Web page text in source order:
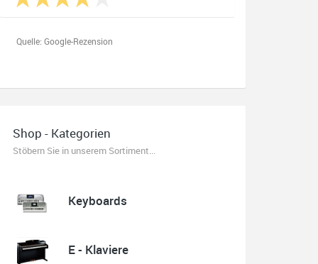
Quelle: Google-Rezension
Habe mir heute eine E-Gitarre und einen Amp gekauft.
Erstklassige Beratung vom Chef. Hier fühlt man sich
aufgehoben. Finger weg vom Internet. Kauft beim
Fachmann zu guten Konditionen. Es zahlt sich aus.
Quelle: Google-Rezension
Shop - Kategorien
Stöbern Sie in unserem Sortiment...
Keyboards
E - Klaviere